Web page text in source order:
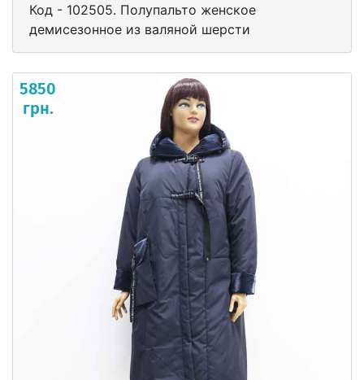
Код - 102505. Полупальто женское
демисезонное из валяной шерсти
5850
грн.